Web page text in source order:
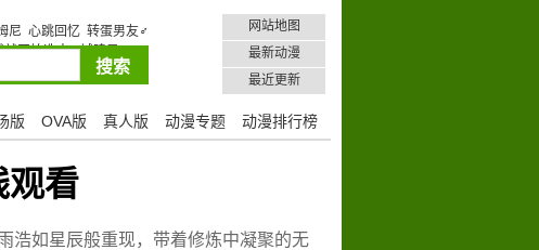
尼 心跳回忆 转蛋男友♂
就开始造人!
网站地图
最新动漫
最近更新
版 OVA版 真人版 动漫专题 动漫排行榜
观看
浩如星辰般重现，带着修炼中凝聚的无